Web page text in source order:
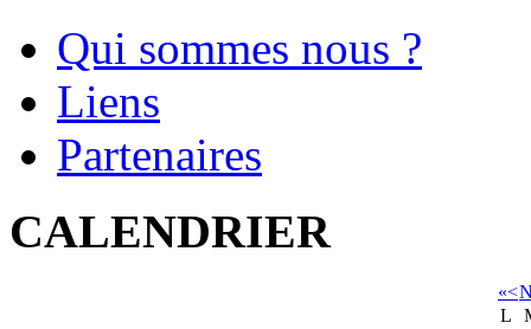
Qui sommes nous ?
Liens
Partenaires
CALENDRIER
«<
L